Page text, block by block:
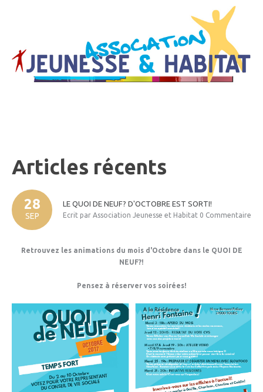
Articles récents
28
SEP
LE QUOI DE NEUF? D'OCTOBRE EST SORTI!
Ecrit par Association Jeunesse et Habitat 0 Commentaire
Retrouvez les animations du mois d'Octobre dans le QUOI DE
NEUF?!
Pensez à réserver vos soirées!